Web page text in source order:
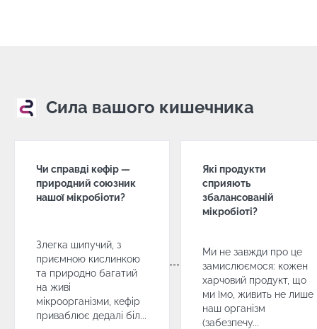
Сила вашого кишечника
Чи справді кефір —
природний союзник
нашої мікробіоти?
Злегка шипучий, з
приємною кислинкою
та природно багатий
на живі
мікроорганізми, кефір
приваблює дедалі біл...
Які продукти
сприяють
збалансованій
мікробіоті?
Ми не завжди про це
замислюємося: кожен
харчовий продукт, що
ми їмо, живить не лише
наш організм
(забезпечу...
мікроорганізми,
кефір
дедалі біл...
Дізнатися
більше
статтю